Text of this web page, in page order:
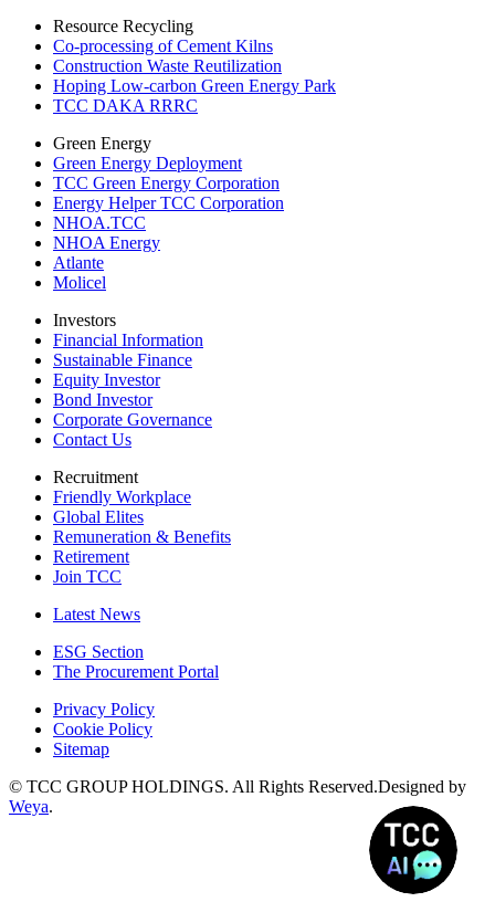
Resource Recycling
Co-processing of Cement Kilns
Construction Waste Reutilization
Hoping Low-carbon Green Energy Park
TCC DAKA RRRC
Green Energy
Green Energy Deployment
TCC Green Energy Corporation
Energy Helper TCC Corporation
NHOA.TCC
NHOA Energy
Atlante
Molicel
Investors
Financial Information
Sustainable Finance
Equity Investor
Bond Investor
Corporate Governance
Contact Us
Recruitment
Friendly Workplace
Global Elites
Remuneration & Benefits
Retirement
Join TCC
Latest News
ESG Section
The Procurement Portal
Privacy Policy
Cookie Policy
Sitemap
© TCC GROUP HOLDINGS. All Rights Reserved.Designed by
Weya.